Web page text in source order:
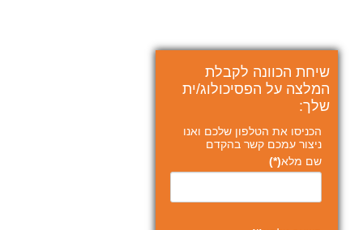
שיחת הכוונה לקבלת
המלצה על הפסיכולוג/ית
שלך:
הכניסו את הטלפון שלכם ואנו
ניצור עמכם קשר בהקדם
שם מלא(*)